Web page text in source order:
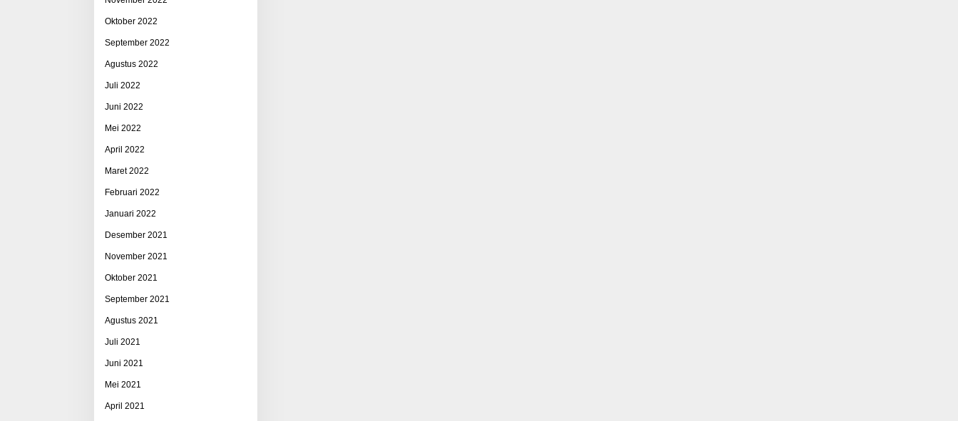
Oktober 2022
September 2022
Agustus 2022
Juli 2022
Juni 2022
Mei 2022
April 2022
Maret 2022
Februari 2022
Januari 2022
Desember 2021
November 2021
Oktober 2021
September 2021
Agustus 2021
Juli 2021
Juni 2021
Mei 2021
April 2021